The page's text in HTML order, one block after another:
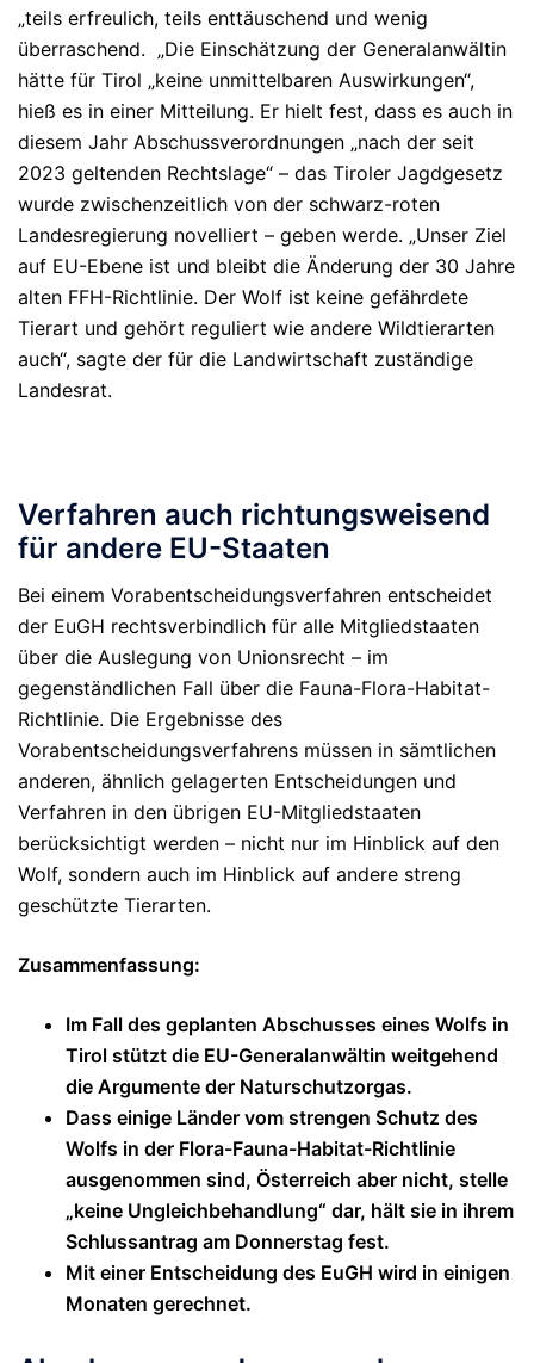
„teils erfreulich, teils enttäuschend und wenig
überraschend. „Die Einschätzung der Generalanwältin
hätte für Tirol „keine unmittelbaren Auswirkungen“,
hieß es in einer Mitteilung. Er hielt fest, dass es auch in
diesem Jahr Abschussverordnungen „nach der seit
2023 geltenden Rechtslage“ – das Tiroler Jagdgesetz
wurde zwischenzeitlich von der schwarz-roten
Landesregierung novelliert – geben werde. „Unser Ziel
auf EU-Ebene ist und bleibt die Änderung der 30 Jahre
alten FFH-Richtlinie. Der Wolf ist keine gefährdete
Tierart und gehört reguliert wie andere Wildtierarten
auch“, sagte der für die Landwirtschaft zuständige
Landesrat.
Verfahren auch richtungsweisend
für andere EU-Staaten
Bei einem Vorabentscheidungsverfahren entscheidet
der EuGH rechtsverbindlich für alle Mitgliedstaaten
über die Auslegung von Unionsrecht – im
gegenständlichen Fall über die Fauna-Flora-Habitat-
Richtlinie. Die Ergebnisse des
Vorabentscheidungsverfahrens müssen in sämtlichen
anderen, ähnlich gelagerten Entscheidungen und
Verfahren in den übrigen EU-Mitgliedstaaten
berücksichtigt werden – nicht nur im Hinblick auf den
Wolf, sondern auch im Hinblick auf andere streng
geschützte Tierarten.
Zusammenfassung:
Im Fall des geplanten Abschusses eines Wolfs in
Tirol stützt die EU-Generalanwältin weitgehend
die Argumente der Naturschutzorgas.
Dass einige Länder vom strengen Schutz des
Wolfs in der Flora-Fauna-Habitat-Richtlinie
ausgenommen sind, Österreich aber nicht, stelle
„keine Ungleichbehandlung“ dar, hält sie in ihrem
Schlussantrag am Donnerstag fest.
Mit einer Entscheidung des EuGH wird in einigen
Monaten gerechnet.